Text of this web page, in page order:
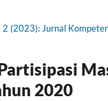
2 (2023): Jurnal
2020